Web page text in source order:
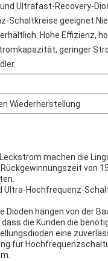
Ultrafast-Recovery-
Schaltkreise
Hohe Effizienz,
geringer
Wiederherstellung
machen die
von
Ultra-Hochfrequenz-
hängen von der
die Kunden die
eine
für